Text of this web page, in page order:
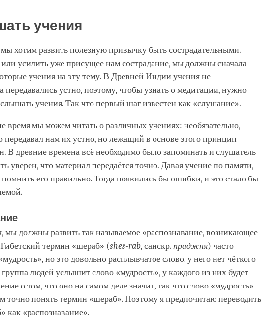
учения
хотим развить полезную привычку быть сострадательными.
усилить уже присущее нам сострадание, мы должны сначала
учения на эту тему. В Древней Индии учения не
передавались устно, поэтому, чтобы узнать о медитации, нужно
учения. Так что первый шаг известен как «слушание».
время мы можем читать о различных учениях: необязательно,
передавал нам их устно, но лежащий в основе этого принцип
В древние времена всё необходимо было запоминать и слушатель
уверен, что материал передаётся точно. Давая учение по памяти,
помнить его правильно. Тогда появились бы ошибки, и это стало бы
мы должны развить так называемое «распознавание, возникающее
термин «шераб» (shes-rab, санскр.праджня) часто
но это довольно расплывчатое слово, у него нет чёткого
группа людей услышит слово «мудрость», у каждого из них будет
о том, что оно на самом деле значит, так что слово «мудрость»
точно понять термин «шераб». Поэтому я предпочитаю переводить
как «распознавание».